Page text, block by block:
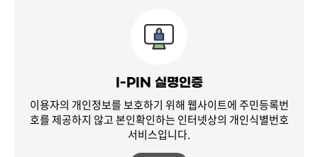
I-PIN 실명인증
이용자의 개인정보를 보호하기 위해 웹사이트에 주민등록번
호를 제공하지 않고본인확인하는 인터넷상의 개인식별번호
서비스입니다.